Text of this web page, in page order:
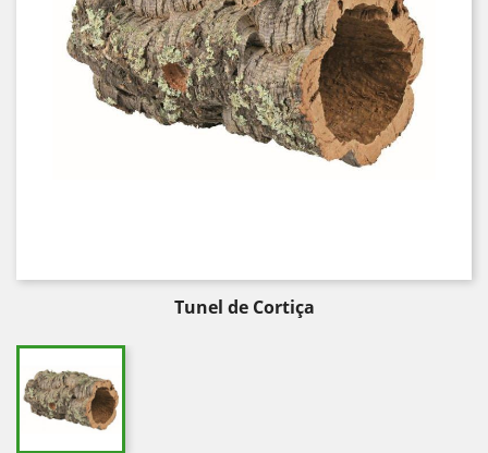
Tunel de Cortiça